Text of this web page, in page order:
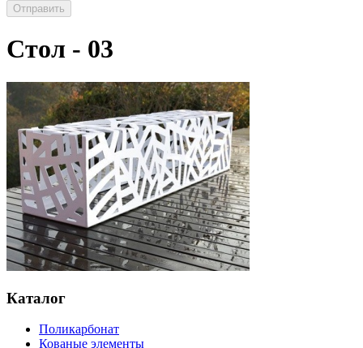
Стол - 03
Каталог
Поликарбонат
Кованые элементы